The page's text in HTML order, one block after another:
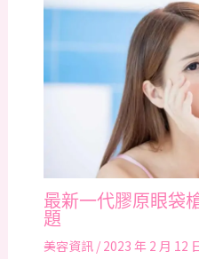
最新一代膠原眼袋
題
美容資訊/ 2023 年 2 月 12